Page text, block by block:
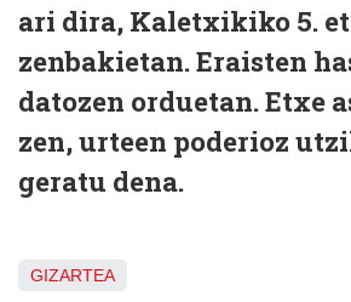
ari dira, Kaletxikiko 5.
zenbakietan. Eraisten
datozen orduetan. Etxe
zen, urteen poderioz
geratu dena.
GIZARTEA